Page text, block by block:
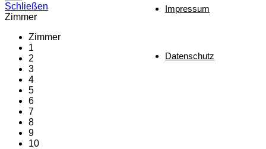
Impressum
Datenschutz
Schließen
Zimmer
Zimmer
1
2
3
4
5
6
7
8
9
10